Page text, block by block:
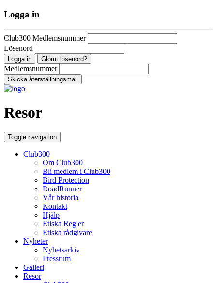
Logga in
Club300 Medlemsnummer
Lösenord
Glömt lösenord?
Medlemsnummer
Resor
Toggle navigation
Club300
Om Club300
Bli medlem i Club300
Bird Protection
RoadRunner
Vår historia
Kontakt
Hjälp
Etiska Regler
Etiska rådgivare
Nyheter
Nyhetsarkiv
Pressrum
Galleri
Resor